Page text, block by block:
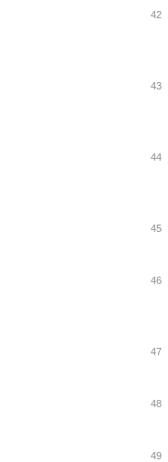
42
43
44
45
46
47
48
49